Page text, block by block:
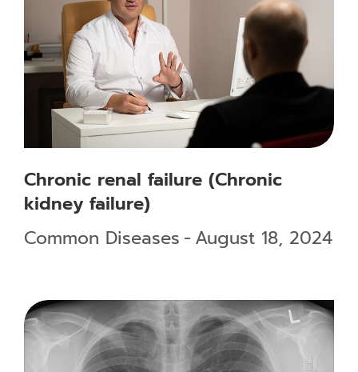
Chronic renal failure (Chronic
kidney failure)
Common Diseases
August 18, 2024